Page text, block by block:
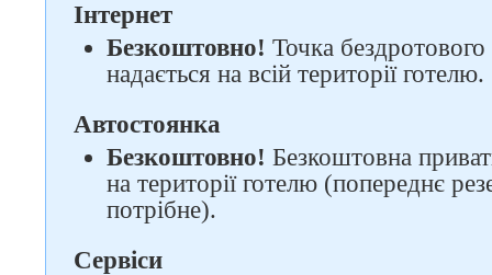
Інтернет
Безкоштовно! Точка
надається на всій території
Автостоянка
Безкоштовно! Безкоштовна
на території готелю (попереднє
потрібне).
Сервіси